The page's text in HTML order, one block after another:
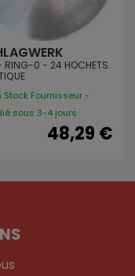
RING-0 - 24 HOCHETS
Stock Fournisseur -
sous 3-4 jours
48,29 €